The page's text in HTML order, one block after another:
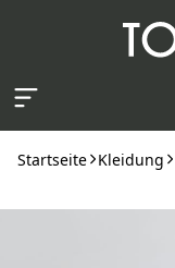
Startseite Kleidung